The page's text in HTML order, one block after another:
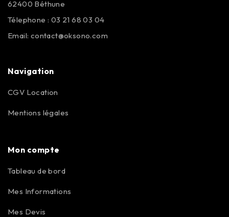
62400 Béthune
Télephone : 03 21 68 03 04
Email: contact@oksono.com
Navigation
CGV Location
Mentions légales
Mon compte
Tableau de bord
Mes Informations
Mes Devis